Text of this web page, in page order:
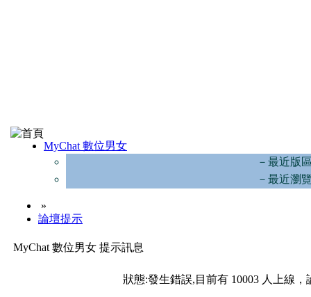
MyChat 數位男女
－最近版
－最近瀏
»
論壇提示
MyChat 數位男女 提示訊息
狀態:發生錯誤,目前有 10003 人上線